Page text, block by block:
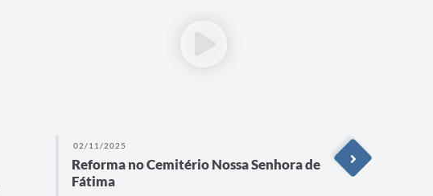
02/11/2025
Reforma no Cemitério Nossa Senhora de
Fátima